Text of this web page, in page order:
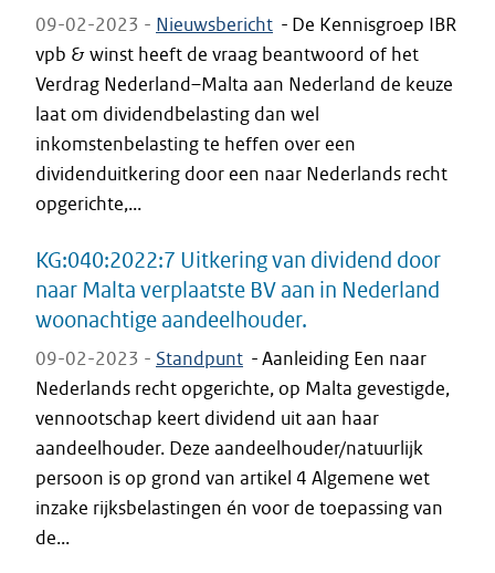
09-02-2023 - Nieuwsbericht - De Kennisgroep IBR
vpb & winst heeft de vraag beantwoord of het
Verdrag Nederland–Malta aan Nederland de keuze
laat om dividendbelasting dan wel
inkomstenbelasting te heffen over een
dividenduitkering door een naar Nederlands recht
opgerichte,...
KG:040:2022:7 Uitkering van dividend door
naar Malta verplaatste BV aan in Nederland
woonachtige aandeelhouder.
09-02-2023 - Standpunt -Aanleiding Een naar
Nederlands recht opgerichte, op Malta gevestigde,
vennootschap keert dividend uit aan haar
aandeelhouder. Deze aandeelhouder/natuurlijk
persoon is op grond van artikel 4 Algemene wet
inzake rijksbelastingen én voor de toepassing van
de...